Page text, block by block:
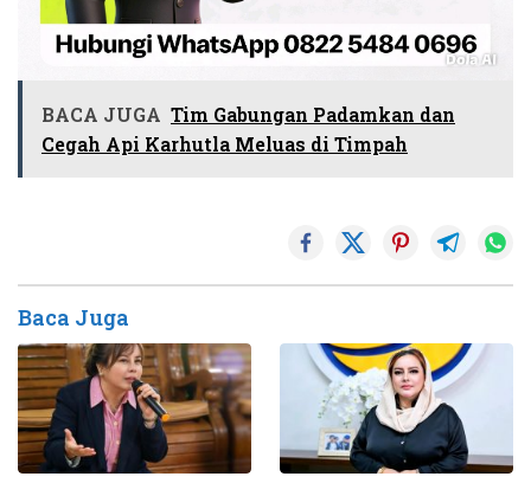
BACA JUGA Tim Gabungan Padamkan dan
Cegah Api Karhutla Meluas di Timpah
Baca Juga